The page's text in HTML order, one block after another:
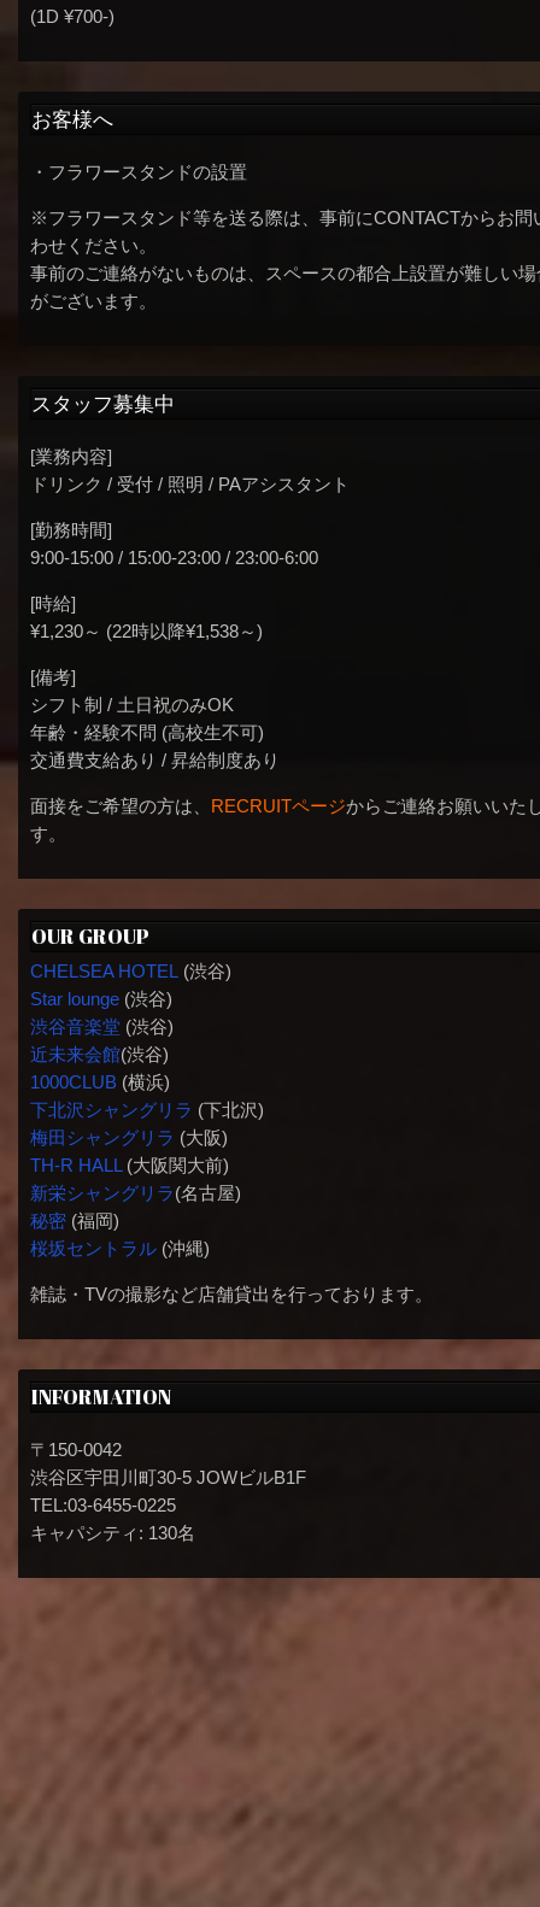
(1D ¥700-)
お客様へ
・フラワースタンドの設置
※フラワースタンド等を送る際は、事前にCONTACTからお問
わせください。
事前のご連絡がないものは、スペースの都合上設置が難しい場
がございます。
スタッフ募集中
[業務内容]
ドリンク / 受付 / 照明 / PAアシスタント
[勤務時間]
9:00-15:00 / 15:00-23:00 / 23:00-6:00
[時給]
¥1,230～ (22時以降¥1,538～)
[備考]
シフト制 / 土日祝のみOK
年齢・経験不問 (高校生不可)
交通費支給あり / 昇給制度あり
面接をご希望の方は、 RECRUITページからご連絡お願いいた
す。
OUR GROUP
CHELSEA HOTEL (渋谷)
Star lounge(渋谷)
渋谷音楽堂(渋谷)
近未来会館(渋谷)
1000CLUB(横浜)
下北沢シャングリラ (下北沢)
梅田シャングリラ (大阪)
TH-R HALL(大阪関大前)
新栄シャングリラ(名古屋)
秘密(福岡)
桜坂セントラル(沖縄)
雑誌・TVの撮影など店舗貸出を行っております。
INFORMATION
〒150-0042
渋谷区宇田川町30-5 JOWビルB1F
TEL:03-6455-0225
キャパシティ: 130名